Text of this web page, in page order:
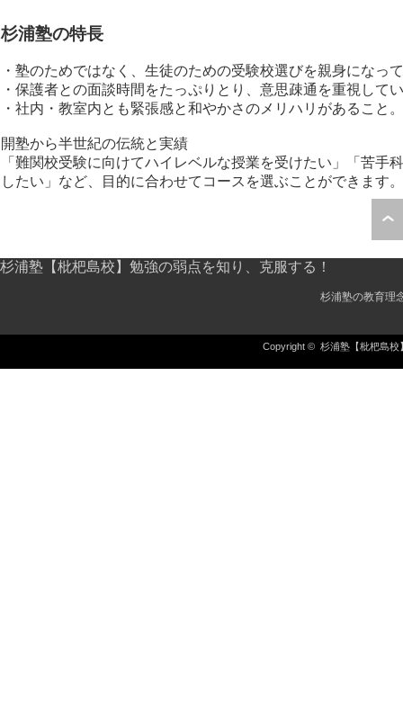
杉浦塾の特長
・塾のためではなく、生徒のための受験校選びを親身になっ
・保護者との面談時間をたっぷりとり、意思疎通を重視して
・社内・教室内とも緊張感と和やかさのメリハリがあること。
開塾から半世紀の伝統と実績
「難関校受験に向けてハイレベルな授業を受けたい」「苦手
したい」など、目的に合わせてコースを選ぶことができます。
杉浦塾【枇杷島校】勉強の弱点を知り、克服する！
杉浦塾の教育理
Copyright © 杉浦塾【枇杷島校